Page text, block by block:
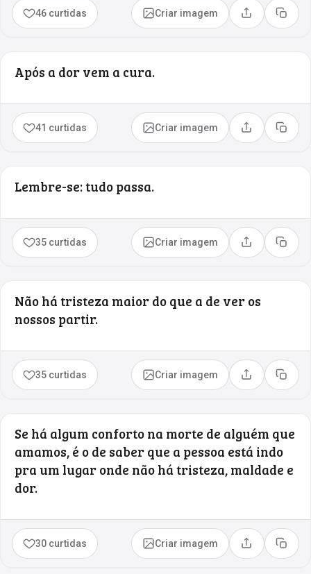
46 curtidas Criar imagem Compartilhar
Copiar
Após a dor vem a cura.
41 curtidas Criar imagem Compartilhar
Copiar
Lembre-se: tudo passa.
35 curtidas Criar imagem Compartilhar
Copiar
Não há tristeza maior do que a de ver os
nossos partir.
35 curtidas Criar imagem Compartilhar
Copiar
Se há algum conforto na morte de alguém que
amamos, é o de saber que a pessoa está indo
pra um lugar onde não há tristeza, maldade e
dor.
30 curtidas Criar imagem Compartilhar
Copiar